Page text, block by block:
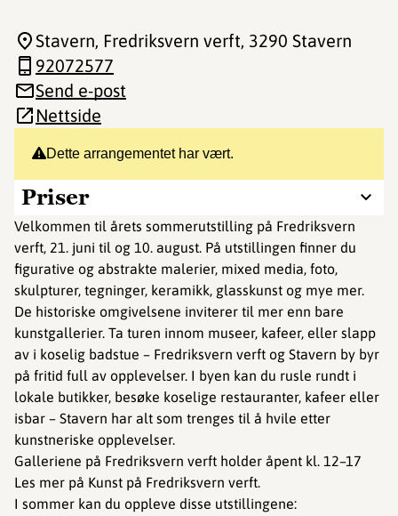
Dette arrangementet har vært.
Priser
Velkommen til årets sommerutstilling på Fredriksvern
verft, 21. juni til og 10. august. På utstillingen finner du
figurative og abstrakte malerier, mixed media, foto,
skulpturer, tegninger, keramikk, glasskunst og mye mer.
De historiske omgivelsene inviterer til mer enn bare
kunstgallerier. Ta turen innom museer, kafeer, eller slapp
av i koselig badstue – Fredriksvern verft og Stavern by byr
på fritid full av opplevelser. I byen kan du rusle rundt i
lokale butikker, besøke koselige restauranter, kafeer eller
isbar – Stavern har alt som trenges til å hvile etter
kunstneriske opplevelser.
Galleriene på Fredriksvern verft holder åpent kl. 12–17
Les mer på Kunst på Fredriksvern verft.
I sommer kan du oppleve disse utstillingene:
Stavern, Fredriksvern verft, 3290 Stavern
92072577
Send e-post
Nettside